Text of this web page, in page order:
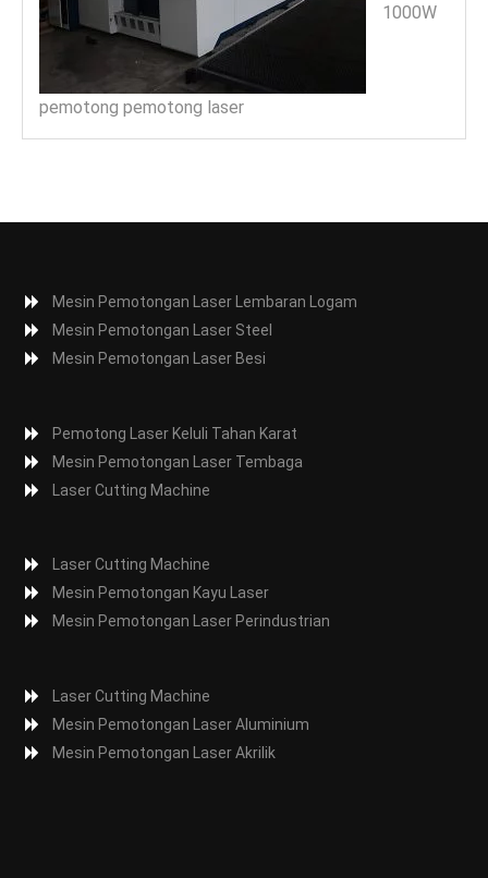
1000W
pemotong pemotong laser
Mesin Pemotongan Laser Lembaran Logam
Mesin Pemotongan Laser Steel
Mesin Pemotongan Laser Besi
Pemotong Laser Keluli Tahan Karat
Mesin Pemotongan Laser Tembaga
Laser Cutting Machine
Laser Cutting Machine
Mesin Pemotongan Kayu Laser
Mesin Pemotongan Laser Perindustrian
Laser Cutting Machine
Mesin Pemotongan Laser Aluminium
Mesin Pemotongan Laser Akrilik